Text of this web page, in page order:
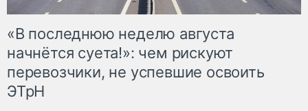
«В последнюю неделю августа
начнётся суета!»: чем рискуют
перевозчики, не успевшие освоить
ЭТрН